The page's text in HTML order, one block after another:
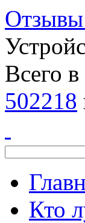
Отзывы
Всего
502218
Кто